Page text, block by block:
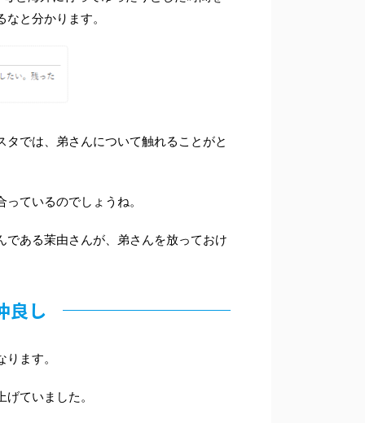
と分かります。
では、弟さんについて触れることがと
ているのでしょうね。
ある茉由さんが、弟さんを放っておけ
良し
ます。
ていました。